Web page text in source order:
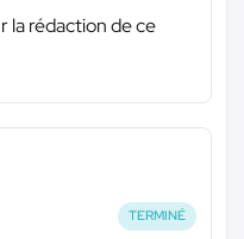
la rédaction de ce
TERMINÉ